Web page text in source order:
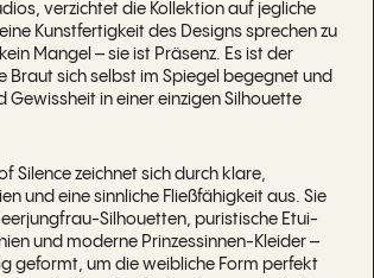
verzichtet die Kollektion auf jegliche
Kunstfertigkeit des Designs sprechen zu
Mangel – sie ist Präsenz. Es ist der
Braut sich selbst im Spiegel begegnet und
Gewissheit in einer einzigen Silhouette
Silence zeichnet sich durch klare,
und eine sinnliche Fließfähigkeit aus. Sie
Silhouetten, puristische Etui-
und moderne Prinzessinnen-Kleider –
geformt, um die weibliche Form perfekt